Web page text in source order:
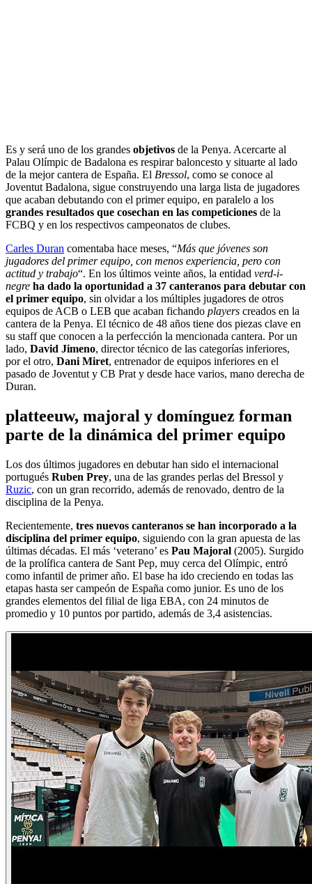
Es y será uno de los grandes objetivos de la Penya. Acercarte al
Palau Olímpic de Badalona es respirar baloncesto y situarte al lado
de la mejor cantera de España. El Bressol, como se conoce al
Joventut Badalona, sigue construyendo una larga lista de jugadores
que acaban debutando con el primer equipo, en paralelo a los
grandes resultados que cosechan en las competiciones de la
FCBQ y en los respectivos campeonatos de clubes.
Carles Duran comentaba hace meses, “Más que jóvenes son
jugadores del primer equipo, con menos experiencia, pero con
actitud y trabajo“. En los últimos veinte años, la entidad verd-i-
negre ha dado la oportunidad a 37 canteranos para debutar con
el primer equipo, sin olvidar a los múltiples jugadores de otros
equipos de ACB o LEB que acaban fichando players creados en la
cantera de la Penya. El técnico de 48 años tiene dos piezas clave en
su staff que conocen a la perfección la mencionada cantera. Por un
lado, David Jimeno, director técnico de las categorías inferiores,
por el otro, Dani Miret, entrenador de equipos inferiores en el
pasado de Joventut y CB Prat y desde hace varios, mano derecha de
Duran.
platteeuw, majoral y domínguez forman
parte de la dinámica del primer equipo
Los dos últimos jugadores en debutar han sido el internacional
portugués Ruben Prey, una de las grandes perlas del Bressol y
Ruzic, con un gran recorrido, además de renovado, dentro de la
disciplina de la Penya.
Recientemente, tres nuevos canteranos se han incorporado a la
disciplina del primer equipo, siguiendo con la gran apuesta de las
últimas décadas. El más ‘veterano’ es Pau Majoral (2005). Surgido
de la prolífica cantera de Sant Pep, muy cerca del Olímpic, entró
como infantil de primer año. El base ha ido creciendo en todas las
etapas hasta ser campeón de España como junior. Es uno de los
grandes elementos del filial de liga EBA, con 24 minutos de
promedio y 10 puntos por partido, además de 3,4 asistencias.